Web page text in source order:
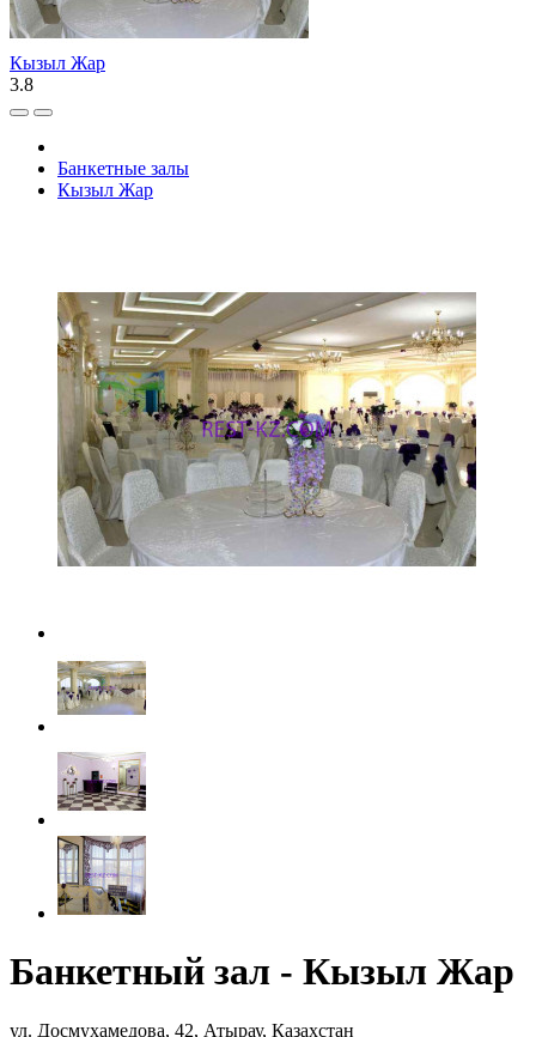
Кызыл Жар
3.8
Банкетные залы
Кызыл Жар
Банкетный зал - Кызыл Жар
ул. Досмухамедова, 42, Атырау, Казахстан